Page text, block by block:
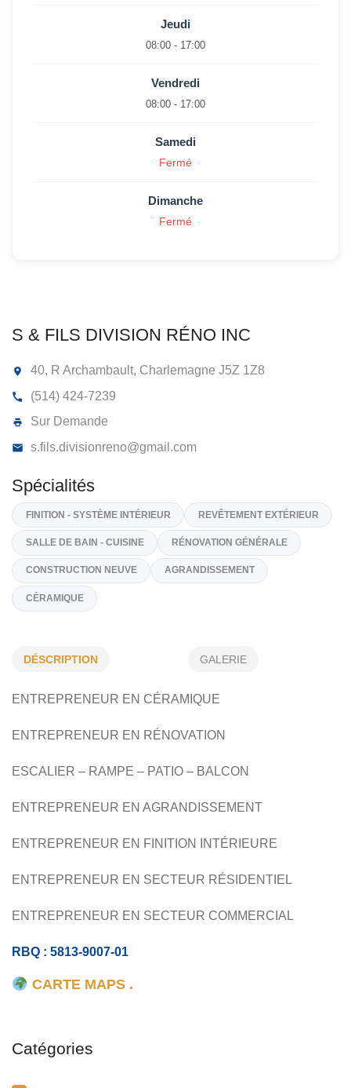
S & FILS DIVISION RÉNO INC
40, R Archambault, Charlemagne
(514) 424-7239
Sur Demande
s.fils.divisionreno@gmail.com
Spécialités
AGRANDISSEMENT
CÉRAMIQUE
DÉSCRIPTION GALERIE
ENTREPRENEUR EN CÉRAMIQUE
ENTREPRENEUR EN RÉNOVATION
ESCALIER – RAMPE – PATIO – BALCON
ENTREPRENEUR EN AGRANDISSEMENT
ENTREPRENEUR EN FINITION INTÉRIEURE
ENTREPRENEUR EN SECTEUR RÉSIDENTIEL
ENTREPRENEUR EN SECTEUR COMMERCIAL
RBQ : 5813-9007-01
CARTE MAPS .
Catégories
Jeudi
08:00 - 17:00
Vendredi
08:00 - 17:00
Samedi
Fermé
Dimanche
Fermé